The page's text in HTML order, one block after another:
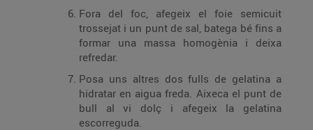
Fora del foc, afegeix el foie semicuit
trossejat i un punt de sal, batega bé fins a
formar una massa homogènia i deixa
refredar.
Posa uns altres dos fulls de gelatina a
hidratar en aigua freda. Aixeca el punt de
bull al vi dolç i afegeix la gelatina
escorreguda.